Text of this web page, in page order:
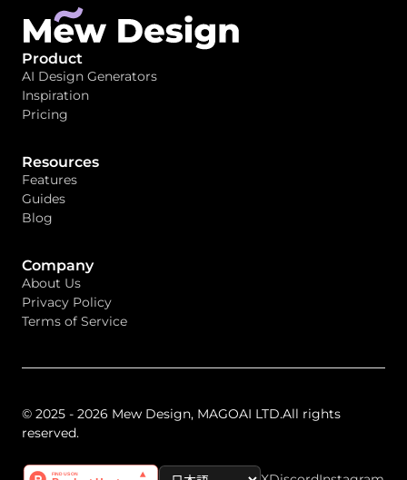
Product
AI Design Generators
Inspiration
Pricing
Resources
Features
Guides
Blog
Company
About Us
Privacy Policy
Terms of Service
© 2025 - 2026 Mew Design, MAGOAI LTD.All rights
reserved.